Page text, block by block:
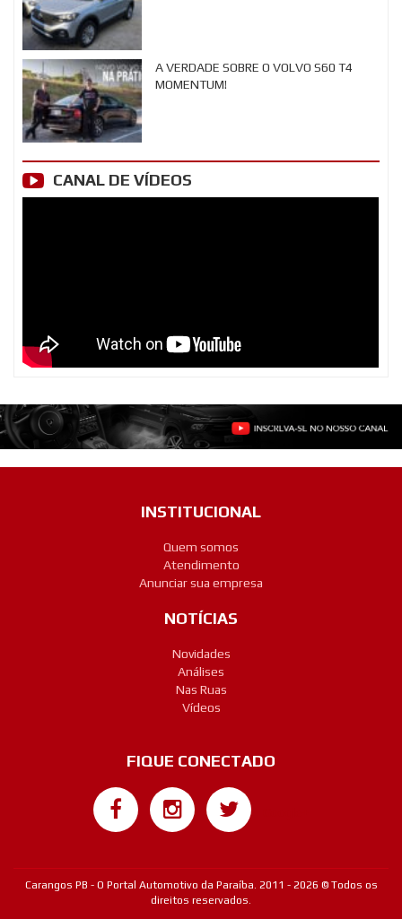
A VERDADE SOBRE O VOLVO S60 T4
MOMENTUM!
CANAL DE VÍDEOS
INSTITUCIONAL
Quem somos
Atendimento
Anunciar sua empresa
NOTÍCIAS
Novidades
Análises
Nas Ruas
Vídeos
FIQUE CONECTADO
Carangos PB - O Portal Automotivo da Paraíba. 2011 - 2026 © Todos os
direitos reservados.